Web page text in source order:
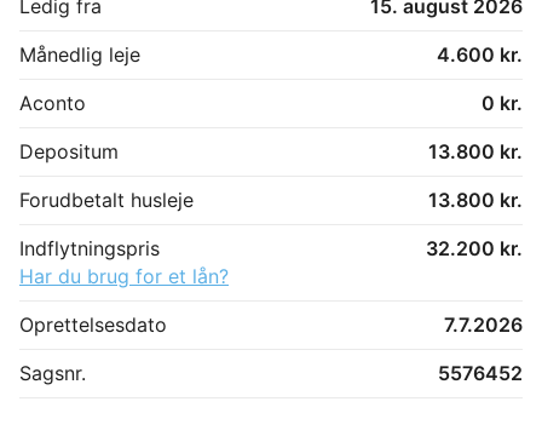
Ledig fra
15. august 2026
Månedlig leje
4.600 kr.
Aconto
0 kr.
Depositum
13.800 kr.
Forudbetalt husleje
13.800 kr.
Indflytningspris
32.200 kr.
Har du brug for et lån?
Oprettelsesdato
7.7.2026
Sagsnr.
5576452